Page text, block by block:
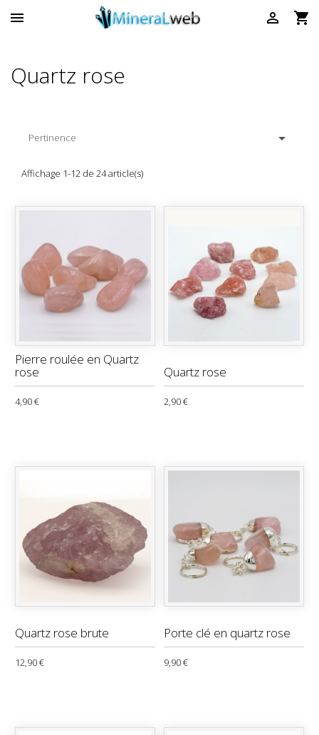
 

Quartz rose
Pertinence 
Affichage 1-12 de 24 article(s)
Pierre roulée en Quartz
rose
4,90 €
Quartz rose
2,90 €
Quartz rose brute
12,90 €
Porte clé en quartz rose
9,90 €